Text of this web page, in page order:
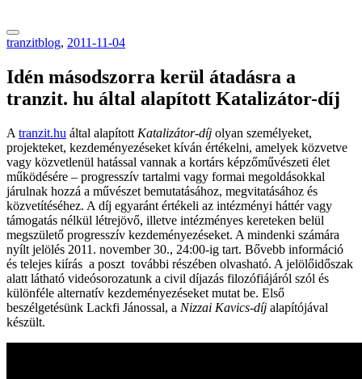
tranzitblog, 2011-11-04
Idén másodszorra kerül átadásra a
tranzit. hu által alapított Katalizátor-díj
A tranzit.hu által alapított Katalizátor-díj olyan személyeket,
projekteket, kezdeményezéseket kíván értékelni, amelyek közvetve
vagy közvetlenül hatással vannak a kortárs képzőművészeti élet
működésére – progresszív tartalmi vagy formai megoldásokkal
járulnak hozzá a művészet bemutatásához, megvitatásához és
közvetítéséhez. A díj egyaránt értékeli az intézményi háttér vagy
támogatás nélkül létrejövő, illetve intézményes kereteken belül
megszülető progresszív kezdeményezéseket. A mindenki számára
nyílt jelölés 2011. november 30., 24:00-ig tart. Bővebb információ
és telejes kiírás a poszt további részében olvasható. A jelölőidőszak
alatt látható videósorozatunk a civil díjazás filozófiájáról szól és
különféle alternatív kezdeményezéseket mutat be. Első
beszélgetésünk Lackfi Jánossal, a Nizzai Kavics-díj alapítójával
készült.